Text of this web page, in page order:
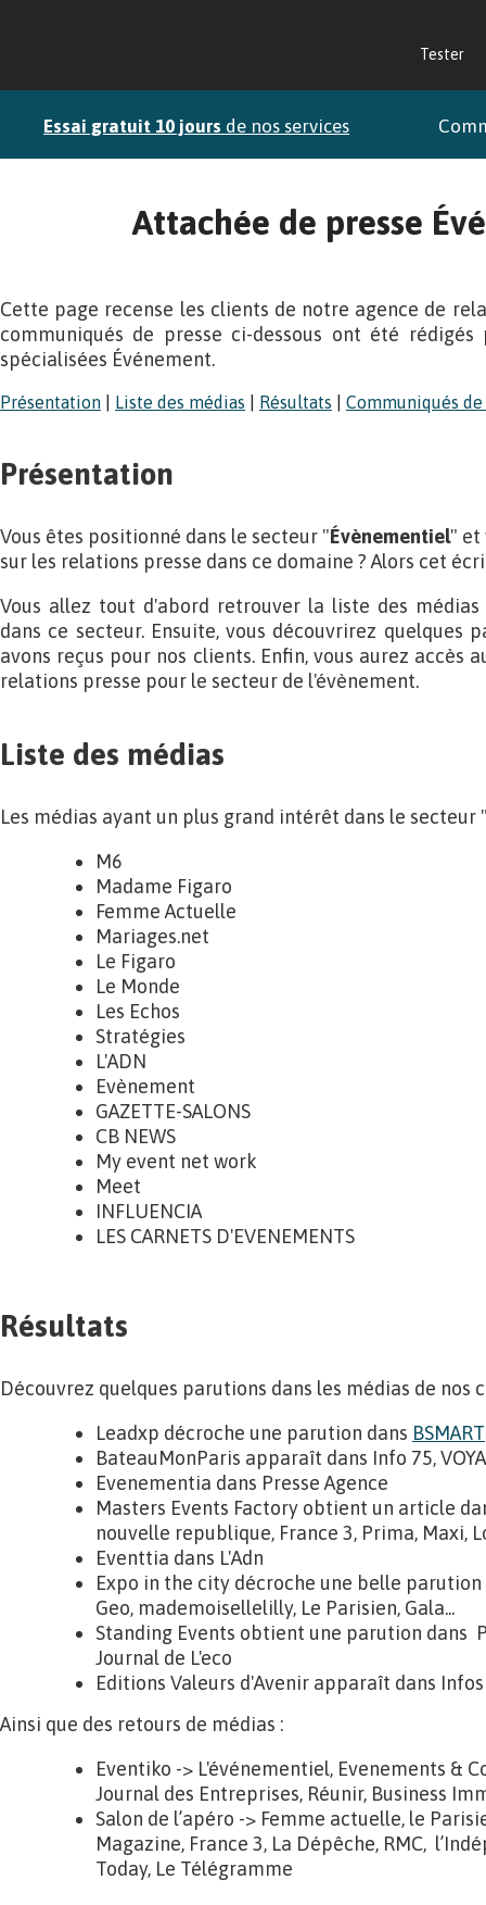
Tester
Essai gratuit 10 jours de nos services
Attachée de presse
Cette page recense les clients de notre agence de
communiqués de presse ci-dessous ont été
spécialisées Événement.
Présentation Liste des médias Résultats Communiqués de
Présentation
Vous êtes positionné dans le secteur "Évènementiel" et
sur les relations presse dans ce domaine ? Alors cet
Vous allez tout d'abord retrouver la liste des
dans ce secteur. Ensuite, vous découvrirez quelques
avons reçus pour nos clients. Enfin, vous aurez accès
relations presse pour le secteur de l'évènement.
Liste des médias
Les médias ayant un plus grand intérêt dans le secteur
M6
Madame Figaro
Femme Actuelle
Mariages.net
Le Figaro
Le Monde
Les Echos
Stratégies
L'ADN
Evènement
GAZETTE-SALONS
CB NEWS
My event net work
Meet
INFLUENCIA
LES CARNETS D'EVENEMENTS
Résultats
Découvrez quelques parutions dans les médias de nos
Leadxp décroche une parution dans BSMART
BateauMonParis apparaît dans Info 75,
Evenementia dans Presse Agence
Masters Events Factory obtient un article
nouvelle republique, France 3, Prima, Maxi,
Eventtia dans L'Adn
Expo in the city décroche une belle parution
Geo, mademoisellelilly, Le Parisien, Gala...
Standing Events obtient une parution dans
Journal de L'eco
Editions Valeurs d'Avenir apparaît dans
Ainsi que des retours de médias :
Eventiko -> L'événementiel, Evenements &
Journal des Entreprises, Réunir, Business
Salon de l’apéro -> Femme actuelle, le
Magazine, France 3, La Dépêche, RMC,
Today, Le Télégramme